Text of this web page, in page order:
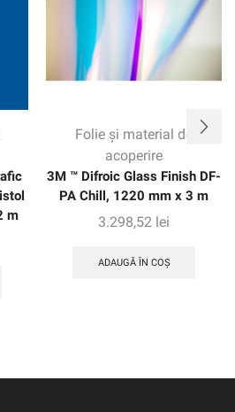
m
Folie și material de
acoperire
3M ™ Difroic Glass Finish DF-
PA Chill, 1220 mm x 3 m
3.298,52 lei
ADAUGĂ ÎN COȘ